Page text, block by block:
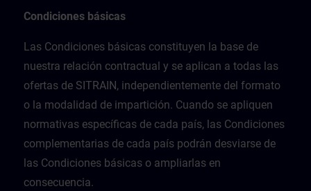
Condiciones básicas
Las Condiciones básicas constituyen la base de
nuestra relación contractual y se aplican a todas las
ofertas de SITRAIN, independientemente del formato
o la modalidad de impartición. Cuando se apliquen
normativas específicas de cada país, las Condiciones
complementarias de cada país podrán desviarse de
las Condiciones básicas o ampliarlas en
consecuencia.